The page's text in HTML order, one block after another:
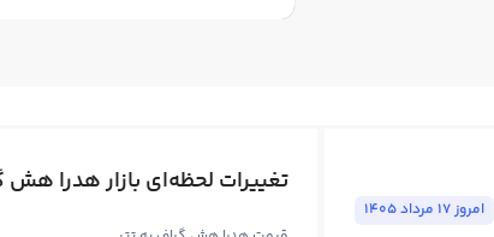
امروز ١٧ مرداد ١٤٠٥
تغییرات لحظه‌ای بازار هدرا هش